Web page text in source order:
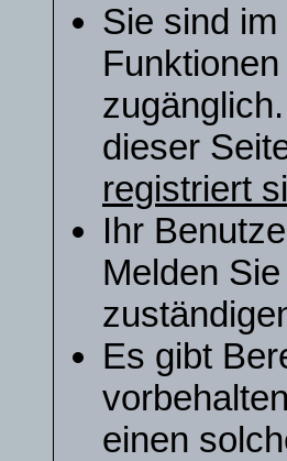
Sie sind
dieser
registriert
Ihr
Melden
Es gibt
einen